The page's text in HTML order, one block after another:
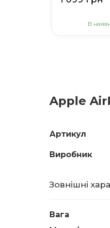
В
Apple
Артикул
Виробник
Зовнішні
Вага